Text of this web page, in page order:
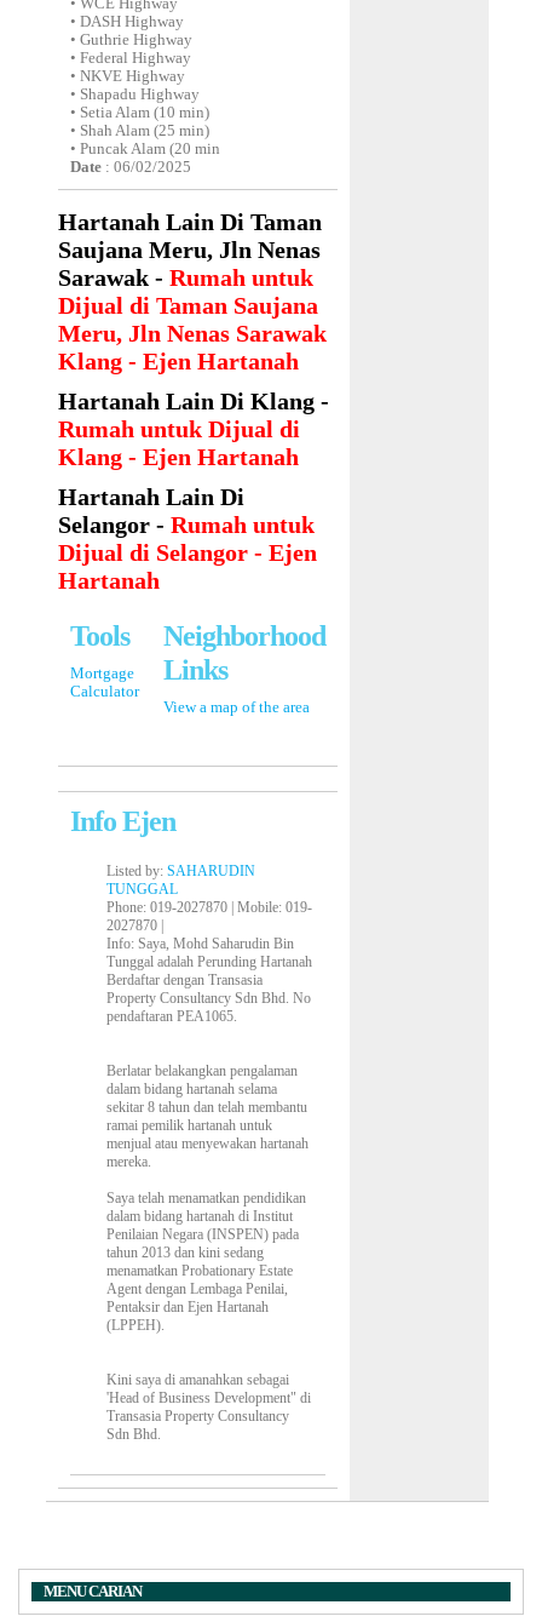
• WCE Highway
• DASH Highway
• Guthrie Highway
• Federal Highway
• NKVE Highway
• Shapadu Highway
• Setia Alam (10 min)
• Shah Alam (25 min)
• Puncak Alam (20 min
Date : 06/02/2025
Hartanah Lain Di Taman
Saujana Meru, Jln Nenas
Sarawak -Rumah untuk
Dijual di Taman Saujana
Meru, Jln Nenas Sarawak
Klang - Ejen Hartanah
Hartanah Lain Di Klang -
Rumah untuk Dijual di
Klang - Ejen Hartanah
Hartanah Lain Di
Selangor -Rumah untuk
Dijual di Selangor - Ejen
Hartanah
Tools
Mortgage
Calculator
Neighborhood
Links
View a map of the area
Info Ejen
Listed by:SAHARUDIN
TUNGGAL
Phone: 019-2027870 |Mobile: 019-
2027870 |
Info: Saya, Mohd Saharudin Bin
Tunggal adalah Perunding Hartanah
Berdaftar dengan Transasia
Property Consultancy Sdn Bhd. No
pendaftaran PEA1065.
Berlatar belakangkan pengalaman
dalam bidang hartanah selama
sekitar 8 tahun dan telah membantu
ramai pemilik hartanah untuk
menjual atau menyewakan hartanah
mereka.
Saya telah menamatkan pendidikan
dalam bidang hartanah di Institut
Penilaian Negara (INSPEN) pada
tahun 2013 dan kini sedang
menamatkan Probationary Estate
Agent dengan Lembaga Penilai,
Pentaksir dan Ejen Hartanah
(LPPEH).
Kini saya di amanahkan sebagai
'Head of Business Development" di
Transasia Property Consultancy
Sdn Bhd.
MENU CARIAN